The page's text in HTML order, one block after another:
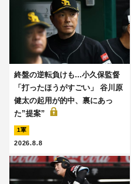
終盤の逆転負けも...小久保監督
「打ったほうがすごい」 谷川原
健太の起用が的中、裏にあっ
た”提案”
1軍
2026.8.8